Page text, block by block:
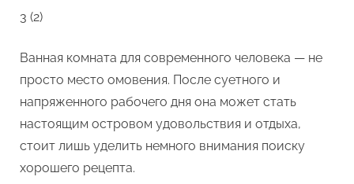
3 (2)
Ванная комната для современного человека — не
просто место омовения. После суетного и
напряженного рабочего дня она может стать
настоящим островом удовольствия и отдыха,
стоит лишь уделить немного внимания поиску
хорошего рецепта.